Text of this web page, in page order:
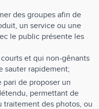
des groupes afin de
un service ou une
le public présente les
et qui non-gênants
sauter rapidement;
pari de proposer un
permettant de
traitement des photos, ou